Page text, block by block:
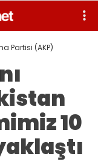
Partisi (AKP)
10